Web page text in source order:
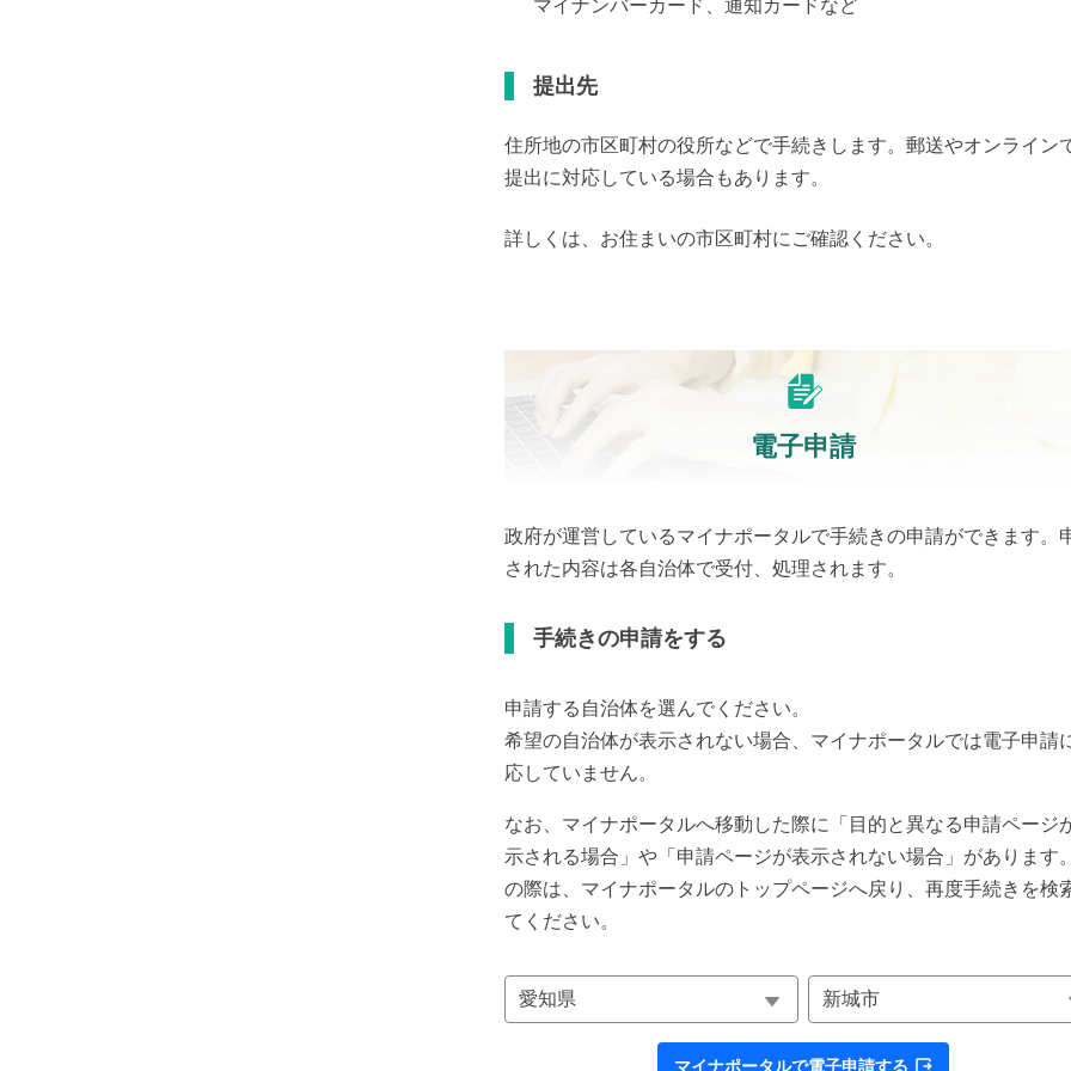
マイナンバーカード、通知カードなど
提出先
住所地の市区町村の役所などで手続きします。郵送やオンライン
提出に対応している場合もあります。
詳しくは、お住まいの市区町村にご確認ください。
電子申請
政府が運営しているマイナポータルで手続きの申請ができます。
された内容は各自治体で受付、処理されます。
手続きの申請をする
申請する自治体を選んでください。
希望の自治体が表示されない場合、マイナポータルでは電子申請
応していません。
なお、マイナポータルへ移動した際に「目的と異なる申請ページ
示される場合」や「申請ページが表示されない場合」があります
の際は、マイナポータルのトップページへ戻り、再度手続きを検
てください。
マイナポータルで電子申請する